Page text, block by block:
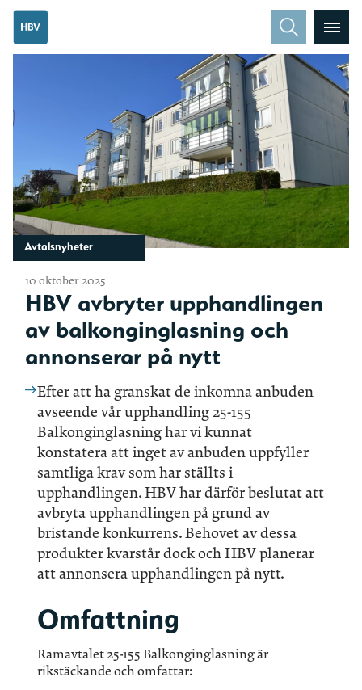
Avtalsnyheter
10 oktober 2025
HBV avbryter upphandlingen
av balkonginglasning och
annonserar på nytt
Efter att ha granskat de inkomna anbuden
avseende vår upphandling 25-155
Balkonginglasning har vi kunnat
konstatera att inget av anbuden uppfyller
samtliga krav som har ställts i
upphandlingen. HBV har därför beslutat att
avbryta upphandlingen på grund av
bristande konkurrens. Behovet av dessa
produkter kvarstår dock och HBV planerar
att annonsera upphandlingen på nytt.
Omfattning
Ramavtalet 25-155 Balkonginglasning är
rikstäckande och omfattar: